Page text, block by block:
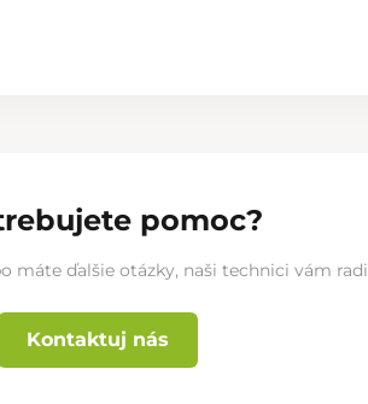
pomoc?
máte ďalšie otázky, naši technici vám
Kontaktuj nás